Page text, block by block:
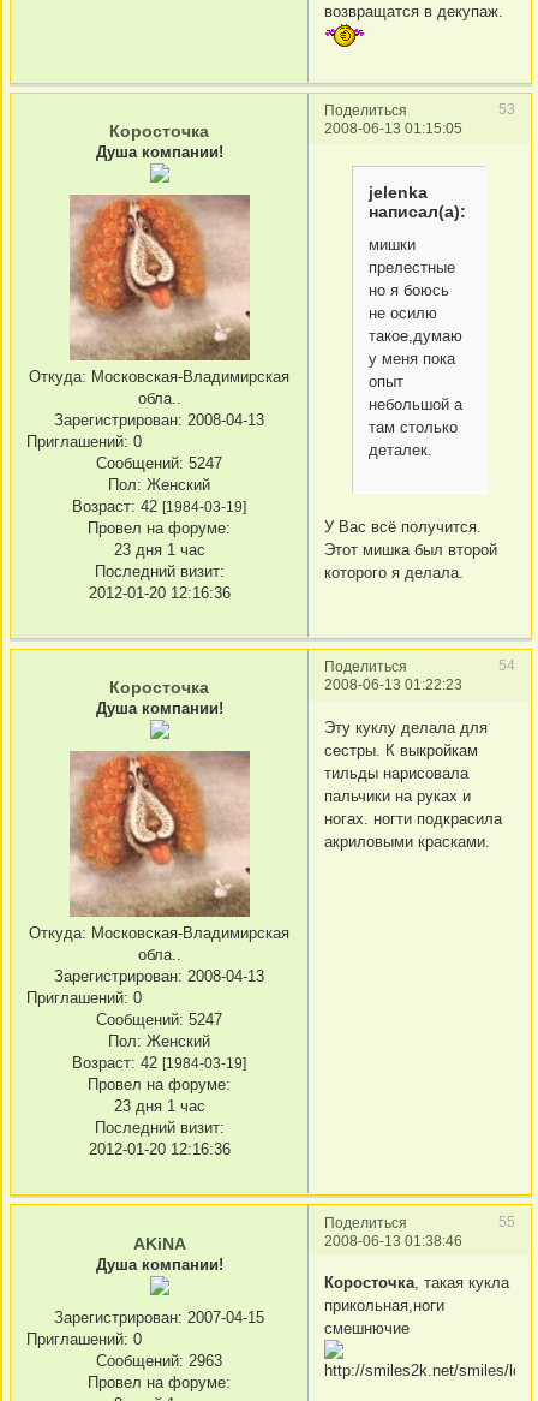
возвращатся в декупаж.
Поделиться
53
2008-06-13 01:15:05
Коросточка
Душа компании!
Откуда: Московская-Владимирская
обла..
Зарегистрирован: 2008-04-13
Приглашений: 0
Сообщений: 5247
Пол: Женский
Возраст: 42 [1984-03-19]
Провел на форуме:
23 дня 1 час
Последний визит:
2012-01-20 12:16:36
jelenka
написал(а):
мишки
прелестные
но я боюсь
не осилю
такое,думаю
у меня пока
опыт
небольшой а
там столько
деталек.
У Вас всё получится.
Этот мишка был второй
которого я делала.
Поделиться
54
2008-06-13 01:22:23
Коросточка
Душа компании!
Откуда: Московская-Владимирская
обла..
Зарегистрирован: 2008-04-13
Приглашений: 0
Сообщений: 5247
Пол: Женский
Возраст: 42 [1984-03-19]
Провел на форуме:
23 дня 1 час
Последний визит:
2012-01-20 12:16:36
Эту куклу делала для
сестры. К выкройкам
тильды нарисовала
пальчики на руках и
ногах. ногти подкрасила
акриловыми красками.
Поделиться
55
2008-06-13 01:38:46
AKiNA
Душа компании!
Зарегистрирован: 2007-04-15
Приглашений: 0
Сообщений: 2963
Провел на форуме:
Коросточка, такая кукла
прикольная,ноги
смешнючие